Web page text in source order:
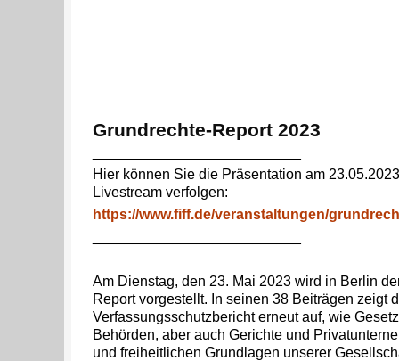
Grundrechte-Report 2023
Hier können Sie die Präsentation am
Livestream verfolgen:
https://www.fiff.de/veranstaltungen/
Am Dienstag, den 23. Mai 2023 wird in Berlin
Report vorgestellt. In seinen 38 Beiträgen zeigt
Verfassungsschutzbericht erneut auf, wie
Behörden, aber auch Gerichte und
und freiheitlichen Grundlagen unserer